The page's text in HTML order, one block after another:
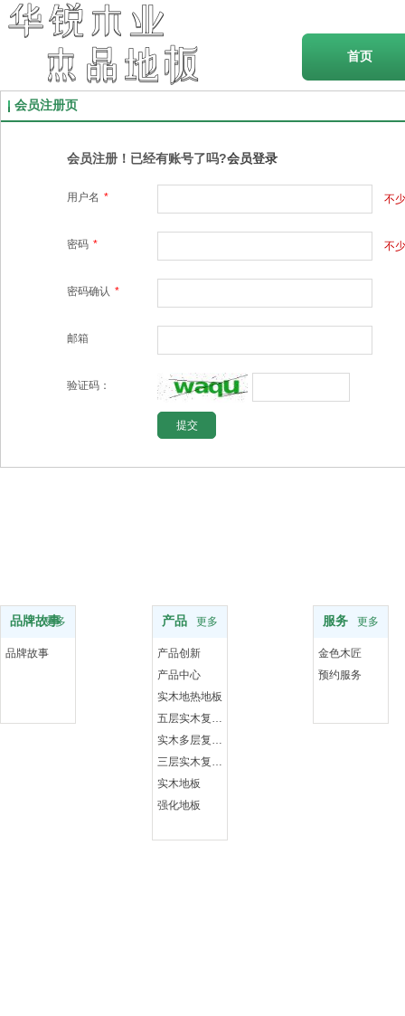
首页
会员注册页
会员注册！已经有账号了吗?会员登录
用户名 * 不
密码 * 不
密码确认 *
邮箱
验证码：
品牌故事
更多
品牌故事
产品 更多
产品创新
产品中心
实木地热地板
五层实木复合地板
实木多层复合地板
三层实木复合地板
实木地板
强化地板
服务 更多
金色木匠
预约服务